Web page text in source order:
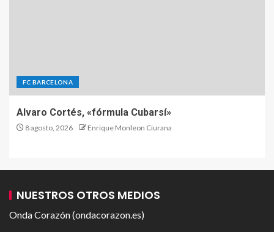
FC BARCELONA
Alvaro Cortés, «fórmula Cubarsí»
8 agosto, 2026 Enrique Monleon Ciurana
NUESTROS OTROS MEDIOS
Onda Corazón (ondacorazon.es)